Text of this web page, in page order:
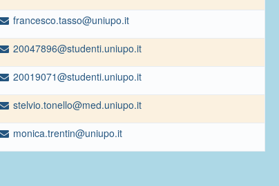
francesco.tasso@uniupo.it
20047896@studenti.uniupo.it
20019071@studenti.uniupo.it
stelvio.tonello@med.uniupo.it
monica.trentin@uniupo.it